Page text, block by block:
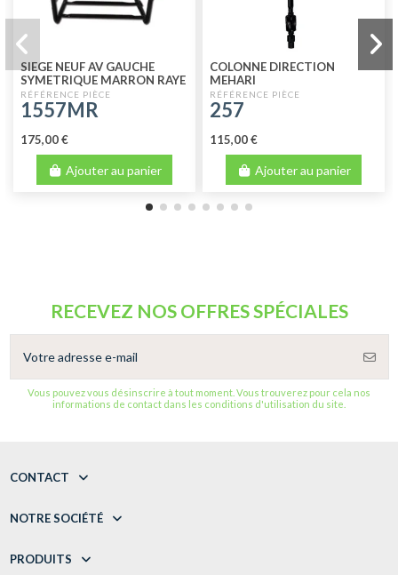
SIEGE NEUF AV GAUCHE
SYMETRIQUE MARRON RAYE
1557MR
175,00 €
Ajouter au panier
COLONNE DIRECTION
MEHARI
257
115,00 €
Ajouter au panier
RECEVEZ NOS OFFRES SPÉCIALES
Vous pouvez vous désinscrire à tout moment. Vous trouverez pour cela nos
informations de contact dans les conditions d'utilisation du site.
CONTACT
NOTRE SOCIÉTÉ
PRODUITS